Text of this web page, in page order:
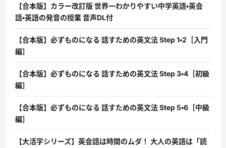
【合本版】カラー改訂版 世界一わかりやすい中学英語・英会
話・英語の発音の授業 音声DL付
【合本版】必ずものになる 話すための英文法 Step 1・2［入門
編］
【合本版】必ずものになる 話すための英文法 Step 3・4［初級
編］
【合本版】必ずものになる 話すための英文法 Step 5・6［中級
編］
【大活字シリーズ】英会話は時間のムダ！ 大人の英語は「読